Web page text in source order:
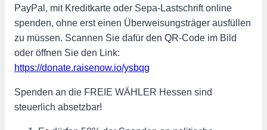
PayPal, mit Kreditkarte oder Sepa-Lastschrift online
spenden, ohne erst einen Überweisungsträger ausfüllen
zu müssen. Scannen Sie dafür den QR-Code im Bild
oder öffnen Sie den Link:
https://donate.raisenow.io/ysbqg
Spenden an die FREIE WÄHLER Hessen sind
steuerlich absetzbar!